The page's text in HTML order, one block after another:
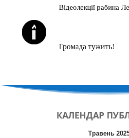
Відеолекції рабина
Громада тужить!
КАЛЕНДАР
Травень